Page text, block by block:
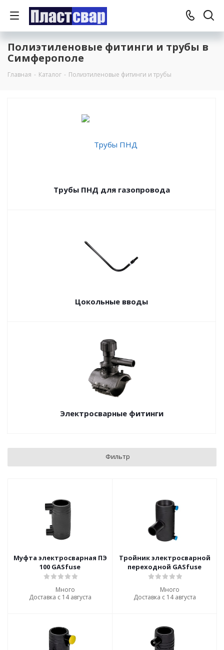
Полиэтиленовые фитинги и трубы в
Симферополе
Главная - Каталог - Полиэтиленовые фитинги и трубы
Трубы ПНД для газопровода
Цокольные вводы
Электросварные фитинги
Фильтр
Муфта электросварная ПЭ
100 GASfuse
Много
Доставка с 14 августа
Тройник электросварной
переходной GASfuse
Много
Доставка с 14 августа